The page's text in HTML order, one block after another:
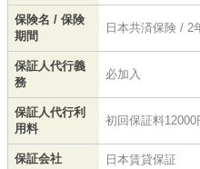
保険名 / 保険
期間
日本共済保険 / 2
保証人代行義
務
必加入
保証人代行利
用料
初回保証料12000
保証会社 日本賃貸保証